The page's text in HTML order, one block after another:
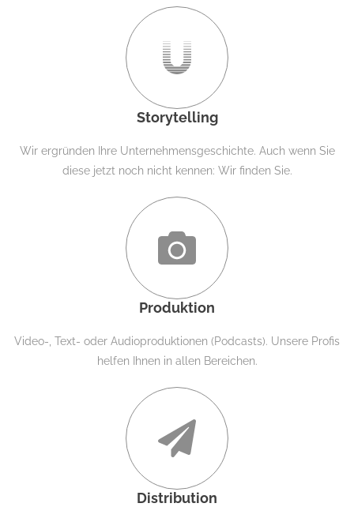
Storytelling
Wir ergründen Ihre Unternehmensgeschichte. Auch wenn Sie
diese jetzt noch nicht kennen: Wir finden Sie.
Produktion
Video-, Text- oder Audioproduktionen (Podcasts). Unsere Profis
helfen Ihnen in allen Bereichen.
Distribution